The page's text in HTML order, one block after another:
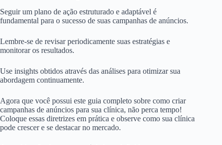
Seguir um plano de ação estruturado e adaptável é
fundamental para o sucesso de suas campanhas de anúncios.
Lembre-se de revisar periodicamente suas estratégias e
monitorar os resultados.
Use insights obtidos através das análises para otimizar sua
abordagem continuamente.
Agora que você possui este guia completo sobre como criar
campanhas de anúncios para sua clínica, não perca tempo!
Coloque essas diretrizes em prática e observe como sua clínica
pode crescer e se destacar no mercado.